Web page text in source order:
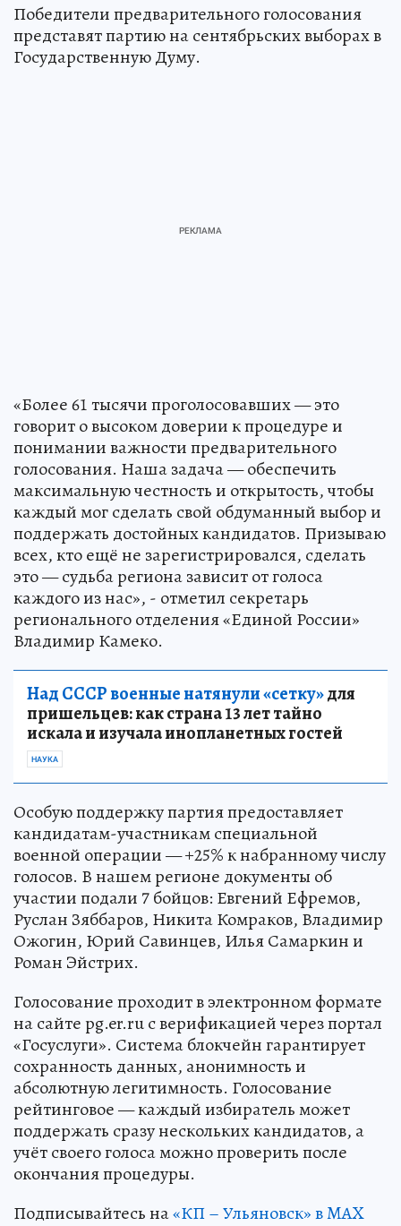
Победители предварительного голосования
представят партию на сентябрьских выборах в
Государственную Думу.
«Более 61 тысячи проголосовавших — это
говорит о высоком доверии к процедуре и
понимании важности предварительного
голосования. Наша задача — обеспечить
максимальную честность и открытость, чтобы
каждый мог сделать свой обдуманный выбор и
поддержать достойных кандидатов. Призываю
всех, кто ещё не зарегистрировался, сделать
это — судьба региона зависит от голоса
каждого из нас», - отметил секретарь
регионального отделения «Единой России»
Владимир Камеко.
Над СССР военные натянули «сетку»для
пришельцев: как страна 13 лет тайно
искала и изучала инопланетных гостей
НАУКА
Особую поддержку партия предоставляет
кандидатам-участникам специальной
военной операции — +25% к набранному числу
голосов. В нашем регионе документы об
участии подали 7 бойцов: Евгений Ефремов,
Руслан Зяббаров, Никита Комраков, Владимир
Ожогин, Юрий Савинцев, Илья Самаркин и
Роман Эйстрих.
Голосование проходит в электронном формате
на сайте pg.er.ru с верификацией через портал
«Госуслуги». Система блокчейн гарантирует
сохранность данных, анонимность и
абсолютную легитимность. Голосование
рейтинговое — каждый избиратель может
поддержать сразу нескольких кандидатов, а
учёт своего голоса можно проверить после
окончания процедуры.
Подписывайтесь на«КП – Ульяновск» в MAX